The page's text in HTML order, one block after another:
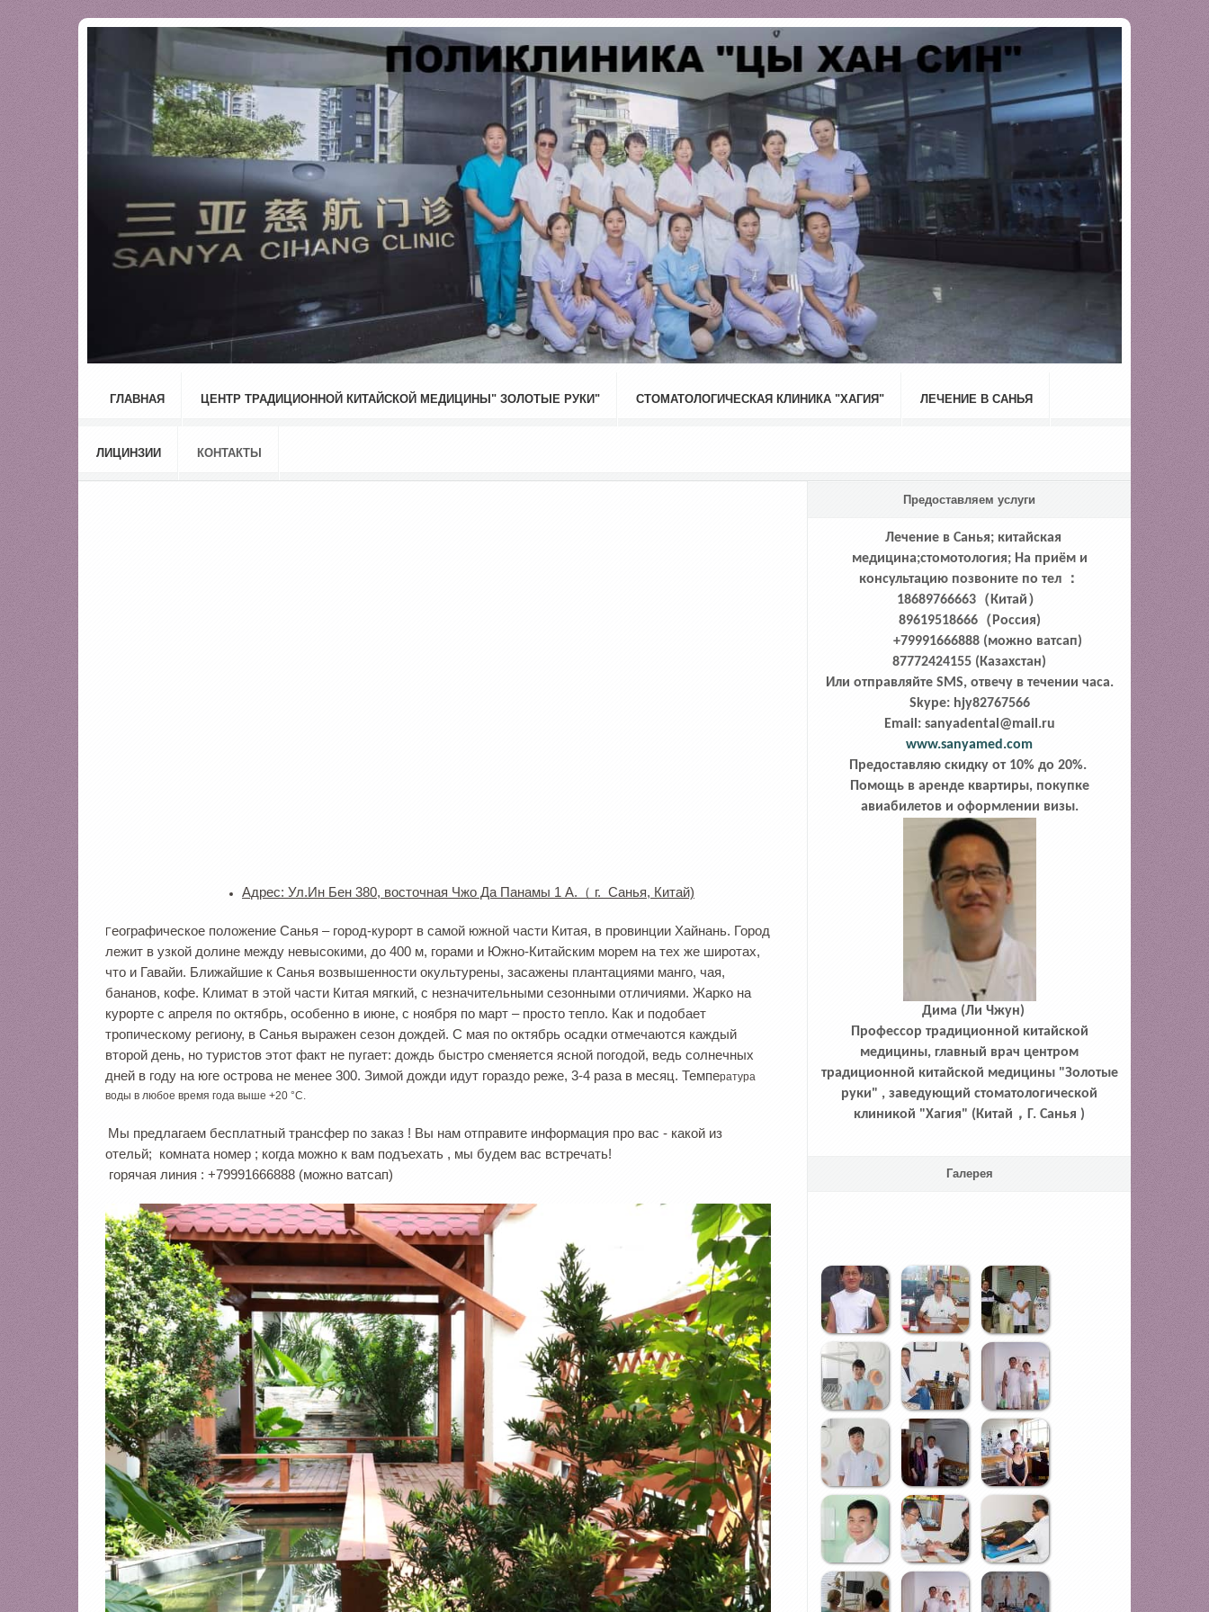
ГЛАВНАЯ ЦЕНТР ТРАДИЦИОННОЙ КИТАЙСКОЙ МЕДИЦИНЫ" ЗОЛОТЫЕ РУКИ" СТОМАТОЛОГИЧЕСКАЯ КЛИНИКА "ХАГИЯ" ЛЕЧЕНИЕ В САНЬЯ
ЛИЦИНЗИИ КОНТАКТЫ
Адрес: Ул.Ин Бен 380, восточная Чжо Да Панамы 1 A.（ г. Санья, Китай)
Географическое положение Санья – город-курорт в самой южной части Китая, в провинции Хайнань. Город
лежит в узкой долине между невысокими, до 400 м, горами и Южно-Китайским морем на тех же широтах,
что и Гавайи. Ближайшие к Санья возвышенности окультурены, засажены плантациями манго, чая,
бананов, кофе. Климат в этой части Китая мягкий, с незначительными сезонными отличиями. Жарко на
курорте с апреля по октябрь, особенно в июне, с ноября по март – просто тепло. Как и подобает
тропическому региону, в Санья выражен сезон дождей. С мая по октябрь осадки отмечаются каждый
второй день, но туристов этот факт не пугает: дождь быстро сменяется ясной погодой, ведь солнечных
дней в году на юге острова не менее 300. Зимой дожди идут гораздо реже, 3-4 раза в месяц. Температура
воды в любое время года выше +20 °C.
Мы предлагаем бесплатный трансфер по заказ ! Вы нам отправите информация про вас - какой из
отельй; комната номер ; когда можно к вам подъехать , мы будем вас встречать!
горячая линия : +79991666888 (можно ватсап)
Предоставляем услуги
Лечение в Санья; китайская
медицина;стомотология; На приём и
консультацию позвоните по тел ：
18689766663（Китай）
89619518666（Россия)
+79991666888 (можно ватсап)
87772424155 (Казахстан)
Или отправляйте SMS, отвечу в течении часа.
Skype: hjy82767566
Email: sanyadental@mail.ru
www.sanyamed.com
Предоставляю скидку от 10% до 20%.
Помощь в аренде квартиры, покупке
авиабилетов и оформлении визы.
Дима (Ли Чжун)
Профессор традиционной китайской
медицины, главный врач центром
традиционной китайской медицины "Золотые
руки" , заведующий стоматологической
клиникой "Хагия" (Китай，Г. Санья )
Галерея